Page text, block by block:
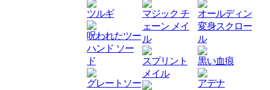
ツルギ
呪われたツー
ハンド ソー
ド
グレートソー
マジック チ
ェーン メイ
ル
スプリント
メイル
オールディン
変身スクロー
ル
黒い血痕
アデナ